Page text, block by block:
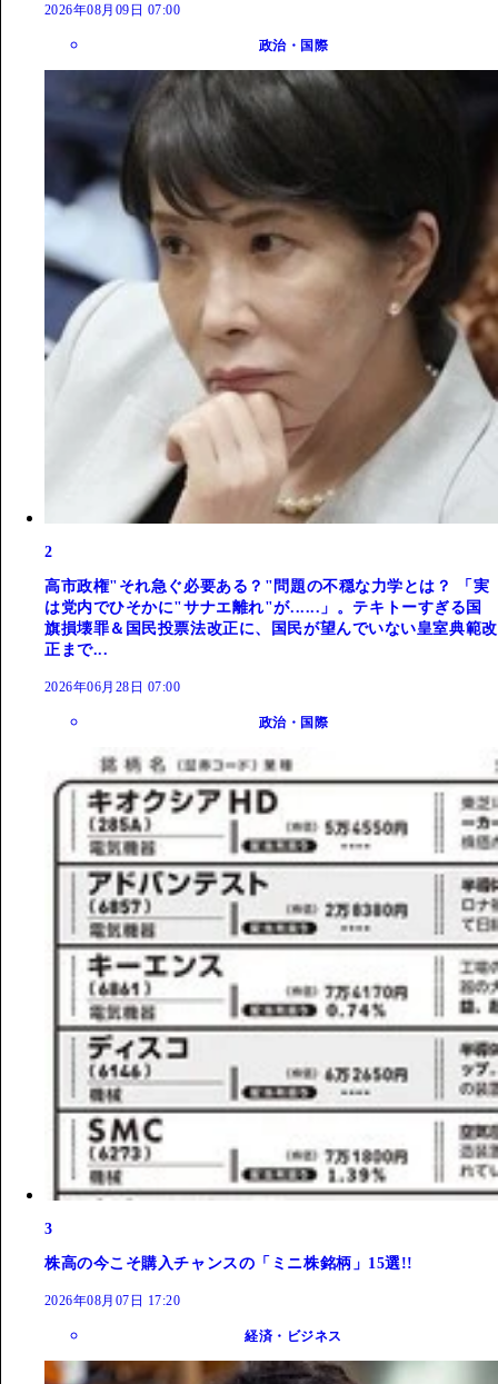
2026年08月09日 07:00
政治・国際
2
高市政権"それ急ぐ必要ある？"問題の不穏な力学とは？ 「実
は党内でひそかに"サナエ離れ"が......」。テキトーすぎる国
旗損壊罪＆国民投票法改正に、国民が望んでいない皇室典範改
正まで...
2026年06月28日 07:00
政治・国際
3
株高の今こそ購入チャンスの「ミニ株銘柄」15選!!
2026年08月07日 17:20
経済・ビジネス